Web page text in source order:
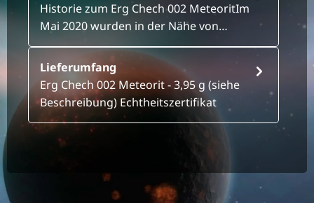
Historie zum Erg Chech 002 MeteoritIm
Mai 2020 wurden in der Nähe von…
Lieferumfang
Erg Chech 002 Meteorit - 3,95 g (siehe
Beschreibung) Echtheitszertifikat